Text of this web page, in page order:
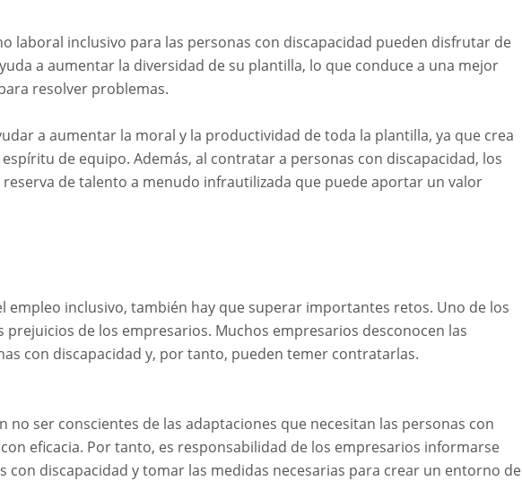
laboral inclusivo para las personas con discapacidad pueden disfrutar de
a aumentar la diversidad de su plantilla, lo que conduce a una mejor
resolver problemas.
a aumentar la moral y la productividad de toda la plantilla, ya que crea
de equipo. Además, al contratar a personas con discapacidad, los
de talento a menudo infrautilizada que puede aportar un valor
empleo inclusivo, también hay que superar importantes retos. Uno de los
de los empresarios. Muchos empresarios desconocen las
con discapacidad y, por tanto, pueden temer contratarlas.
no ser conscientes de las adaptaciones que necesitan las personas con
eficacia. Por tanto, es responsabilidad de los empresarios informarse
con discapacidad y tomar las medidas necesarias para crear un entorno de